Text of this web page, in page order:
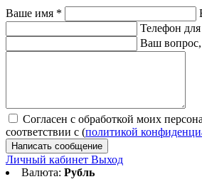
Ваше имя *
Телефон для
Ваш
Согласен с обработкой моих
соответствии с (политикой
Написать сообщение
Личный кабинет Выход
Валюта: Рубль